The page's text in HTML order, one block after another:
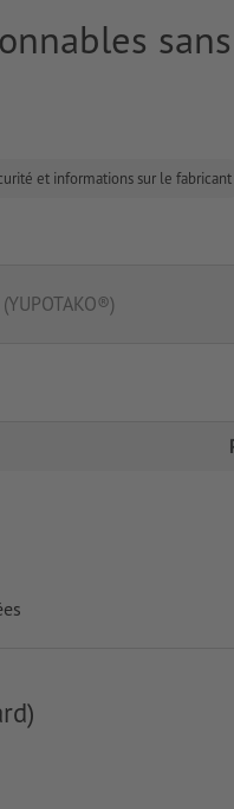
sans
et informations sur le fabricant